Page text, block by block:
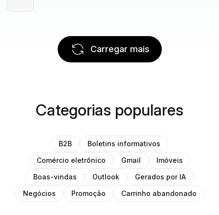
Carregar mais
Categorias populares
B2B
Boletins informativos
Comércio eletrônico
Gmail
Imóveis
Boas-vindas
Outlook
Gerados por IA
Negócios
Promoção Carrinho abandonado